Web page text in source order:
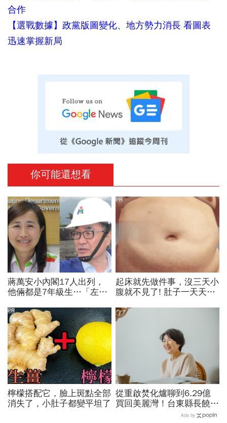
合作
【選戰數據】政黨版圖變化、地方勢力消長 看圖表
迅速掌握新局
你可能還想看
蔣萬安小內閣17人出列，
他倆都是7年級生…「左右
林奕華點頭
起床就先做件事，沒三天小
腹就不見了! 肚子一天天變
PR
檸檬搭配它，臉上斑點全部
消失了，小肚子都變平坦了
PR
從重啟焚化爐聊到6.29億
買回美麗灣！台東縣長饒慶
鈴：只要無愧於心，就不怕
Ads by